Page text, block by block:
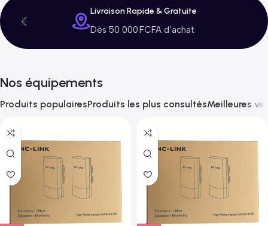
Livraison Rapide & Gratuite
Dès 50 000 FCFA d’achat
Nos équipements
Produits populairesProduits les plus consultésMeilleures